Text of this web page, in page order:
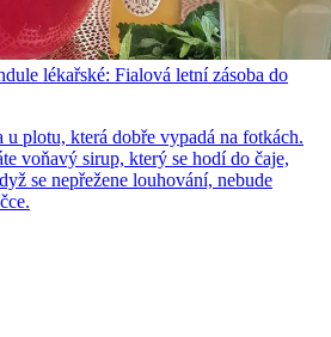
lékařské: Fialová letní zásoba do
u plotu, která dobře vypadá na fotkách.
voňavý sirup, který se hodí do čaje,
se nepřežene louhování, nebude